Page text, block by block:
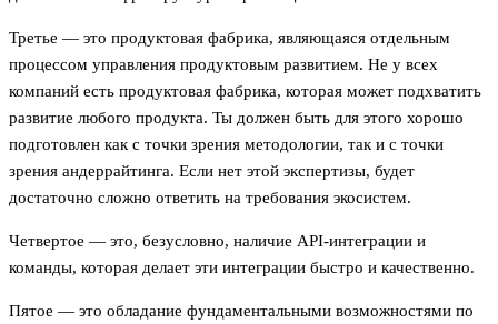
Третье — это продуктовая фабрика, являющаяся отдельным
процессом управления продуктовым развитием. Не у всех
компаний есть продуктовая фабрика, которая может подхватить
развитие любого продукта. Ты должен быть для этого хорошо
подготовлен как с точки зрения методологии, так и с точки
зрения андеррайтинга. Если нет этой экспертизы, будет
достаточно сложно ответить на требования экосистем.
Четвертое — это, безусловно, наличие API-интеграции и
команды, которая делает эти интеграции быстро и качественно.
Пятое — это обладание фундаментальными возможностями по